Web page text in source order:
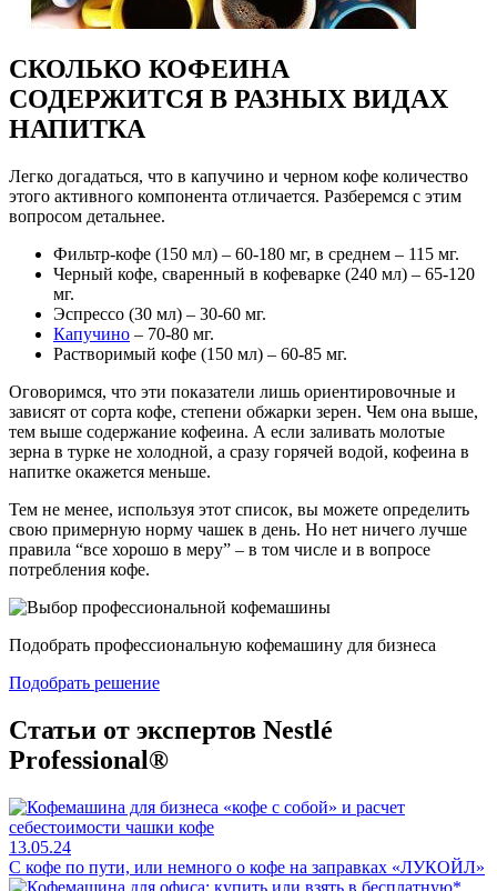
СКОЛЬКО КОФЕИНА
СОДЕРЖИТСЯ В РАЗНЫХ ВИДАХ
НАПИТКА
Легко догадаться, что в капучино и черном кофе количество
этого активного компонента отличается. Разберемся с этим
вопросом детальнее.
Фильтр-кофе (150 мл) – 60-180 мг, в среднем – 115 мг.
Черный кофе, сваренный в кофеварке (240 мл) – 65-120
мг.
Эспрессо (30 мл) – 30-60 мг.
Капучино – 70-80 мг.
Растворимый кофе (150 мл) – 60-85 мг.
Оговоримся, что эти показатели лишь ориентировочные и
зависят от сорта кофе, степени обжарки зерен. Чем она выше,
тем выше содержание кофеина. А если заливать молотые
зерна в турке не холодной, а сразу горячей водой, кофеина в
напитке окажется меньше.
Тем не менее, используя этот список, вы можете определить
свою примерную норму чашек в день. Но нет ничего лучше
правила “все хорошо в меру” – в том числе и в вопросе
потребления кофе.
Подобрать профессиональную кофемашину для бизнеса
Подобрать решение
Статьи от экспертов Nestlé
Professional®
13.05.24
С кофе по пути, или немного о кофе на заправках «ЛУКОЙЛ»